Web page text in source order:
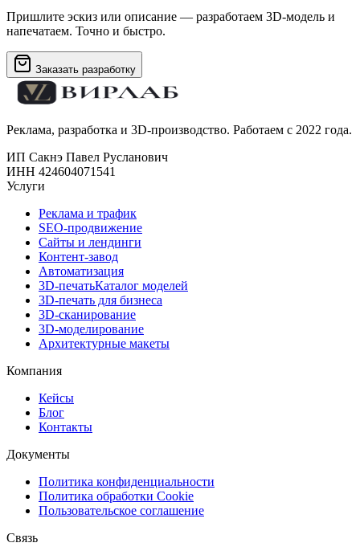
Пришлите эскиз или описание — разработаем 3D-модель и
напечатаем. Точно и быстро.
Заказать разработку
Реклама, разработка и 3D-производство. Работаем с 2022 года.
ИП Сакнэ Павел Русланович
ИНН 424604071541
Услуги
Реклама и трафик
SEO-продвижение
Сайты и лендинги
Контент-завод
Автоматизация
3D-печатьКаталог моделей
3D-печать для бизнеса
3D-сканирование
3D-моделирование
Архитектурные макеты
Компания
Кейсы
Блог
Контакты
Документы
Политика конфиденциальности
Политика обработки Cookie
Пользовательское соглашение
Связь